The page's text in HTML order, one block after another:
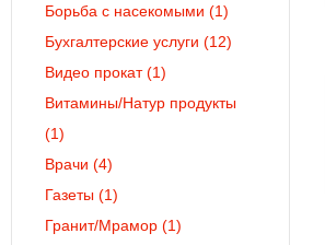
Борьба с насекомыми (1)
Бухгалтерские услуги (12)
Видео прокат(1)
Витамины/Натур продукты
(1)
Врачи (4)
Газеты (1)
Гранит/Мрамор (1)